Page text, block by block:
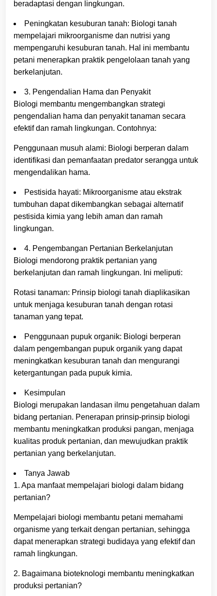
beradaptasi dengan lingkungan.
Peningkatan kesuburan tanah: Biologi tanah
mempelajari mikroorganisme dan nutrisi yang
mempengaruhi kesuburan tanah. Hal ini membantu
petani menerapkan praktik pengelolaan tanah yang
berkelanjutan.
3. Pengendalian Hama dan Penyakit
Biologi membantu mengembangkan strategi
pengendalian hama dan penyakit tanaman secara
efektif dan ramah lingkungan. Contohnya:
Penggunaan musuh alami: Biologi berperan dalam
identifikasi dan pemanfaatan predator serangga untuk
mengendalikan hama.
Pestisida hayati: Mikroorganisme atau ekstrak
tumbuhan dapat dikembangkan sebagai alternatif
pestisida kimia yang lebih aman dan ramah
lingkungan.
4. Pengembangan Pertanian Berkelanjutan
Biologi mendorong praktik pertanian yang
berkelanjutan dan ramah lingkungan. Ini meliputi:
Rotasi tanaman: Prinsip biologi tanah diaplikasikan
untuk menjaga kesuburan tanah dengan rotasi
tanaman yang tepat.
Penggunaan pupuk organik: Biologi berperan
dalam pengembangan pupuk organik yang dapat
meningkatkan kesuburan tanah dan mengurangi
ketergantungan pada pupuk kimia.
Kesimpulan
Biologi merupakan landasan ilmu pengetahuan dalam
bidang pertanian. Penerapan prinsip-prinsip biologi
membantu meningkatkan produksi pangan, menjaga
kualitas produk pertanian, dan mewujudkan praktik
pertanian yang berkelanjutan.
Tanya Jawab
1. Apa manfaat mempelajari biologi dalam bidang
pertanian?
Mempelajari biologi membantu petani memahami
organisme yang terkait dengan pertanian, sehingga
dapat menerapkan strategi budidaya yang efektif dan
ramah lingkungan.
2. Bagaimana bioteknologi membantu meningkatkan
produksi pertanian?